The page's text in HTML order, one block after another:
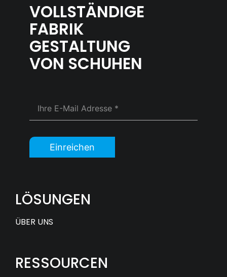
VOLLSTÄNDIGE
FABRIK
GESTALTUNG
VON SCHUHEN
Einreichen
LÖSUNGEN
ÜBER UNS
RESSOURCEN